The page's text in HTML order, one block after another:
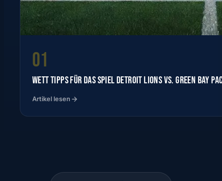
01
WETT TIPPS FÜR DAS SPIEL DETROIT LIONS VS. GREEN BAY
Artikel lesen